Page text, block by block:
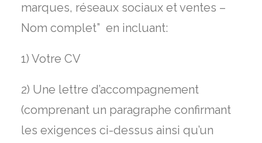
marques, réseaux sociaux et ventes –
Nom complet” en incluant:
1) Votre CV
2) Une lettre d’accompagnement
(comprenant un paragraphe confirmant
les exigences ci-dessus ainsi qu’un